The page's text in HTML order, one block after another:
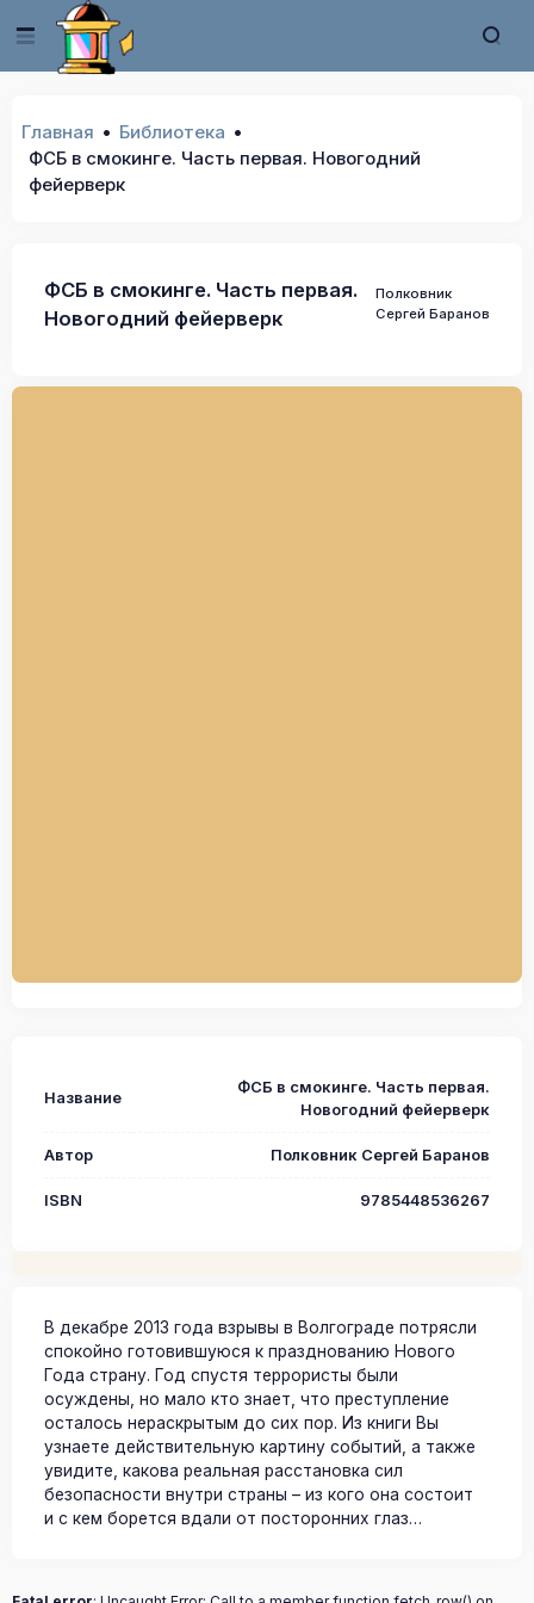
Главная
Библиотека
ФСБ в смокинге. Часть первая. Новогодний
фейерверк
ФСБ в смокинге. Часть первая.
Новогодний фейерверк
Полковник
Сергей Баранов
Название
ФСБ в смокинге. Часть первая.
Новогодний фейерверк
Автор Полковник Сергей Баранов
ISBN 9785448536267
В декабре 2013 года взрывы в Волгограде потрясли
спокойно готовившуюся к празднованию Нового
Года страну. Год спустя террористы были
осуждены, но мало кто знает, что преступление
осталось нераскрытым до сих пор. Из книги Вы
узнаете действительную картину событий, а также
увидите, какова реальная расстановка сил
безопасности внутри страны – из кого она состоит
и с кем борется вдали от посторонних глаз…